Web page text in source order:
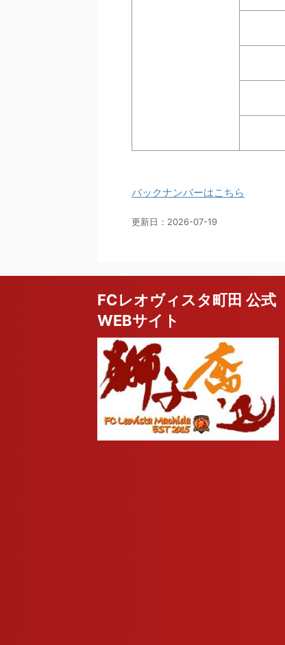
バックナンバーはこちら
更新日： 2026-07-19
FCレオヴィスタ町田 公式
WEBサイト